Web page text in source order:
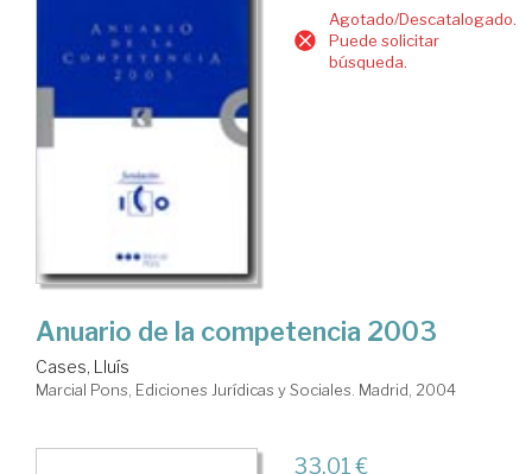
Agotado/Descatalogado.
Puede solicitar
búsqueda.
Anuario de la competencia 2003
Cases, Lluís
Marcial Pons, Ediciones Jurídicas y Sociales. Madrid, 2004
33,01 €